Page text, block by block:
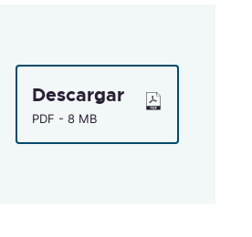
Descargar
PDF - 8 MB